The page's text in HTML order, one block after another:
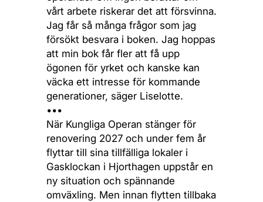
vårt arbete riskerar det att försvinna.
Jag får så många frågor som jag
försökt besvara i boken. Jag hoppas
att min bok får fler att få upp
ögonen för yrket och kanske kan
väcka ett intresse för kommande
generationer, säger Liselotte.
•••
När Kungliga Operan stänger för
renovering 2027 och under fem år
flyttar till sina tillfälliga lokaler i
Gasklockan i Hjorthagen uppstår en
ny situation och spännande
omväxling. Men innan flytten tillbaka